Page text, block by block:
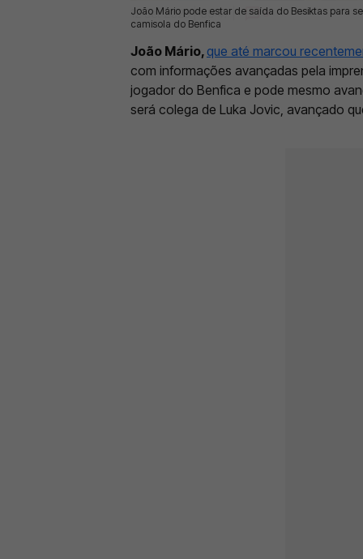
João Mário pode estar de saída do Besiktas para
camisola do Benfica
12 Set 2025 | 09:47 | 0
João Mário,que até marcou
com informações avançadas pela
jogador do Benfica e pode mesmo
será colega de Luka Jovic, avançado